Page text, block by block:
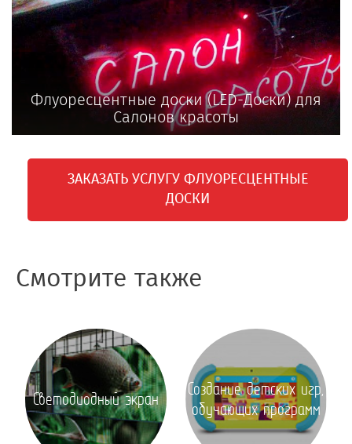
Флуоресцентные доски (LED-Доски) для
Салонов красоты
ЗАКАЗАТЬ УСЛУГУ ФЛУОРЕСЦЕНТНЫЕ
ДОСКИ
Смотрите также
Светодиодный экран
Создание детских игр,
обучающих программ